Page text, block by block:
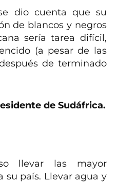
dio cuenta que su
de blancos y negros
sería tarea difícil,
(a pesar de las
de terminado
de Sudáfrica.
llevar las mayor
su país. Llevar agua y